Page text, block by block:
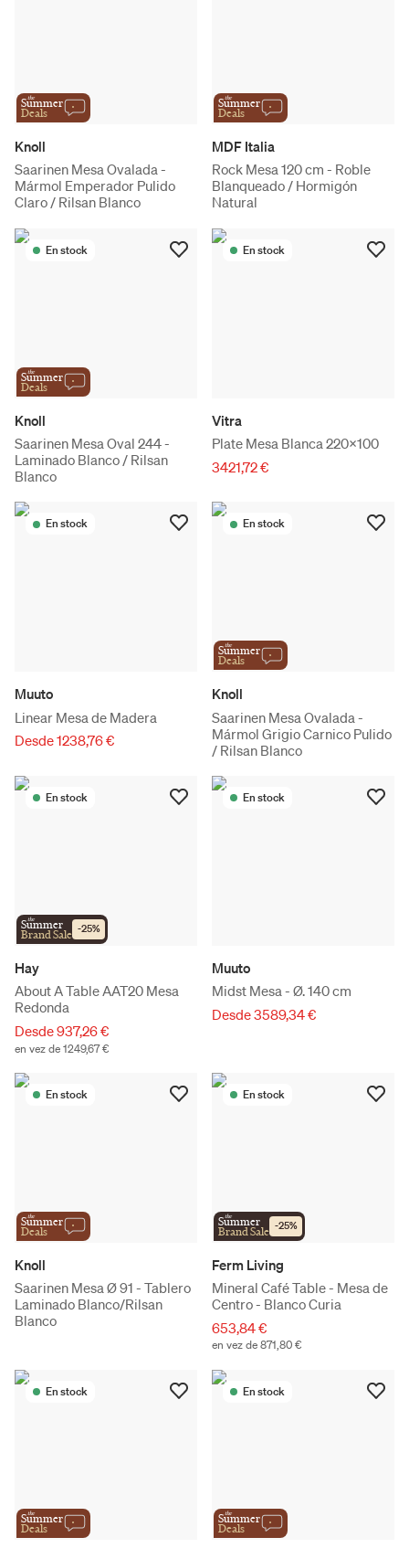
the
Summer
Deals
Knoll
Saarinen Mesa Ovalada -
Mármol Emperador Pulido
Claro / Rilsan Blanco
the
Summer
Deals
MDF Italia
Rock Mesa 120 cm - Roble
Blanqueado / Hormigón
Natural
En stock
the
Summer
Deals
Knoll
Saarinen Mesa Oval 244 -
Laminado Blanco / Rilsan
Blanco
En stock
Vitra
Plate Mesa Blanca 220x100
3421,72 €
En stock
Muuto
Linear Mesa de Madera
Desde 1238,76 €
En stock
the
Summer
Deals
Knoll
Saarinen Mesa Ovalada -
Mármol Grigio Carnico Pulido
/ Rilsan Blanco
En stock
the
Summer
Brand Sale -25%
Hay
About A Table AAT20 Mesa
Redonda
Desde 937,26 €
en vez de 1249,67 €
En stock
Muuto
Midst Mesa - Ø. 140 cm
Desde 3589,34 €
En stock
the
Summer
Deals
Knoll
Saarinen Mesa Ø 91 - Tablero
Laminado Blanco/Rilsan
Blanco
En stock
the
Summer
Brand Sale -25%
Ferm Living
Mineral Café Table - Mesa de
Centro - Blanco Curia
653,84 €
en vez de 871,80 €
En stock
the
Summer
Deals
En stock
the
Summer
Deals